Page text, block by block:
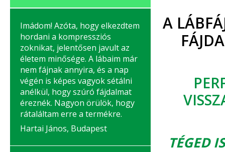
Imádom! Azóta, hogy elkezdtem
hordani a kompressziós
zoknikat, jelentősen javult az
életem minősége. A lábaim már
nem fájnak annyira, és a nap
végén is képes vagyok sétálni
anélkül, hogy szúró fájdalmat
éreznék. Nagyon örülök, hogy
rátaláltam erre a termékre.
Hartai János, Budapest
A
TÉGED